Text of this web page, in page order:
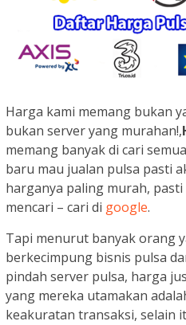
Harga kami memang bukan
bukan server yang murahan!,
memang banyak di cari
baru mau jualan pulsa pasti
harganya paling murah,
mencari – cari di google.
Tapi menurut banyak orang
berkecimpung bisnis pulsa
pindah server pulsa, harga
yang mereka utamakan
keakuratan transaksi, selain